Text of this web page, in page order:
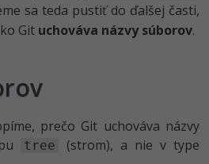
sa teda pustiť do ďalšej časti,
Git uchováva názvy súborov.
prečo Git uchováva názvy
tree (strom), a nie v type